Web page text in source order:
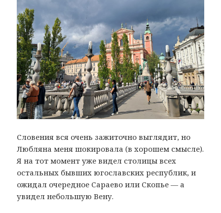
Словения вся очень зажиточно выглядит, но
Любляна меня шокировала (в хорошем смысле).
Я на тот момент уже видел столицы всех
остальных бывших югославских республик, и
ожидал очередное Сараево или Скопье — а
увидел небольшую Вену.